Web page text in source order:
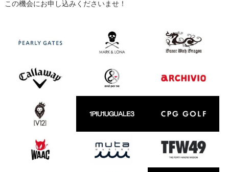
この機会にお申し込みくださいませ！